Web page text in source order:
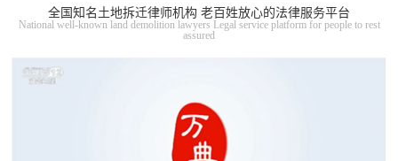
全国知名土地拆迁律师机构 老百姓放心的法律服务平台
National well-known land demolition lawyers Legal service platform for people to rest
assured